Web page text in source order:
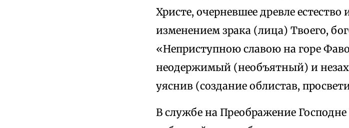
Христе, очерневшее древле естество
изменением зрака (лица) Твоего,
«Неприступною славою на горе
неодержимый (необъятный) и
уяснив (создание облистав,
В службе на Преображение Господне